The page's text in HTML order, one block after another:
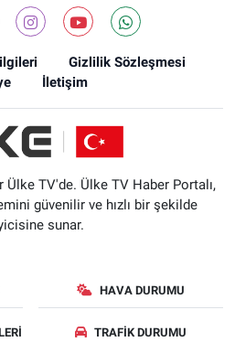
Gizlilik Sözleşmesi
İletişim
Ülke TV'de. Ülke TV Haber Portalı,
güvenilir ve hızlı bir şekilde
sunar.
HAVA DURUMU
TRAFIK DURUMU